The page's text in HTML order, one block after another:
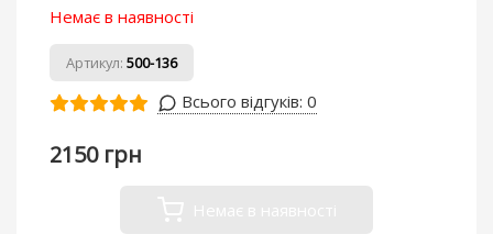
Немає в наявності
Артикул: 500-136
Всього відгуків: 0
2150 грн